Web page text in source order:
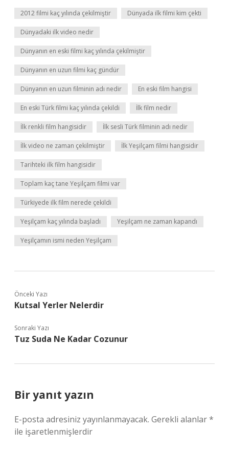
2012 filmi kaç yılında çekilmiştir Dünyada ilk filmi kim çekti
Dünyadaki ilk video nedir
Dünyanın en eski filmi kaç yılında çekilmiştir
Dünyanın en uzun filmi kaç gündür
Dünyanın en uzun filminin adı nedir En eski film hangisi
En eski Türk filmi kaç yılında çekildi İlk film nedir
İlk renkli film hangisidir İlk sesli Türk filminin adı nedir
İlk video ne zaman çekilmiştir İlk Yeşilçam filmi hangisidir
Tarihteki ilk film hangisidir
Toplam kaç tane Yeşilçam filmi var
Türkiyede ilk film nerede çekildi
Yeşilçam kaç yılında başladı Yeşilçam ne zaman kapandı
Yeşilçamın ismi neden Yeşilçam
Önceki Yazı
Kutsal Yerler Nelerdir
Sonraki Yazı
Tuz Suda Ne Kadar Cozunur
Bir yanıt yazın
E-posta adresiniz yayınlanmayacak. Gerekli alanlar*
ile işaretlenmişlerdir